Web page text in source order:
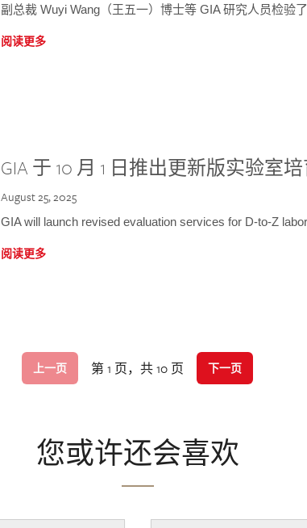
副总裁 Wuyi Wang（王五一）博士等 GIA 研究人员检验
阅读更多
GIA 于 10 月 1 日推出更新版实验室
August 25, 2025
GIA will launch revised evaluation services for D-to-Z
阅读更多
上一页 第 1 页，共 10 页 下一页
您或许还会喜欢